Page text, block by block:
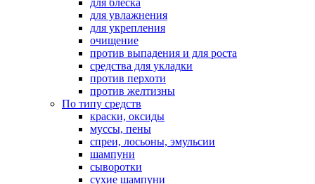
для блеска
для увлажнения
для укрепления
очищение
против выпадения и для роста
средства для укладки
против перхоти
против желтизны
По типу средств
краски, оксиды
муссы, пены
спреи, лосьоны, эмульсии
шампуни
сыворотки
сухие шампуни